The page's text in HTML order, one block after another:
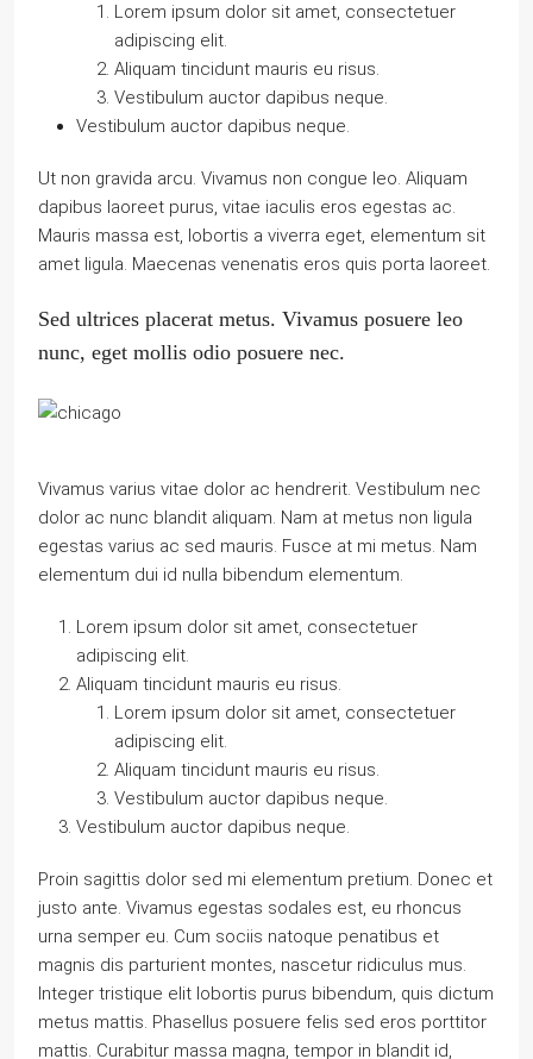
Lorem ipsum dolor sit amet, consectetuer
adipiscing elit.
Aliquam tincidunt mauris eu risus.
Vestibulum auctor dapibus neque.
Vestibulum auctor dapibus neque.
Ut non gravida arcu. Vivamus non congue leo. Aliquam
dapibus laoreet purus, vitae iaculis eros egestas ac.
Mauris massa est, lobortis a viverra eget, elementum sit
amet ligula. Maecenas venenatis eros quis porta laoreet.
Sed ultrices placerat metus. Vivamus posuere leo
nunc, eget mollis odio posuere nec.
Vivamus varius vitae dolor ac hendrerit. Vestibulum nec
dolor ac nunc blandit aliquam. Nam at metus non ligula
egestas varius ac sed mauris. Fusce at mi metus. Nam
elementum dui id nulla bibendum elementum.
Lorem ipsum dolor sit amet, consectetuer
adipiscing elit.
Aliquam tincidunt mauris eu risus.
Lorem ipsum dolor sit amet, consectetuer
adipiscing elit.
Aliquam tincidunt mauris eu risus.
Vestibulum auctor dapibus neque.
Vestibulum auctor dapibus neque.
Proin sagittis dolor sed mi elementum pretium. Donec et
justo ante. Vivamus egestas sodales est, eu rhoncus
urna semper eu. Cum sociis natoque penatibus et
magnis dis parturient montes, nascetur ridiculus mus.
Integer tristique elit lobortis purus bibendum, quis dictum
metus mattis. Phasellus posuere felis sed eros porttitor
mattis. Curabitur massa magna, tempor in blandit id,